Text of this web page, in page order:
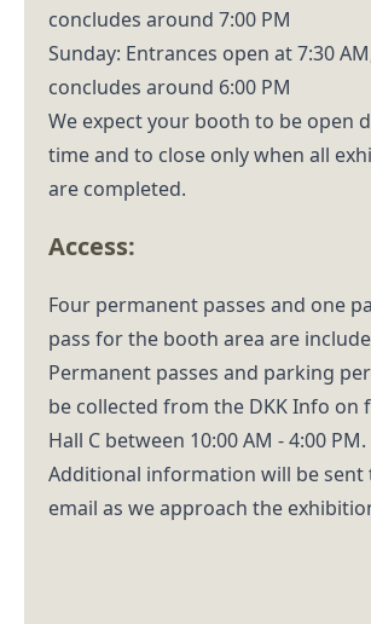
concludes around 7:00 PM
Sunday: Entrances open at 7:30
concludes around 6:00 PM
We expect your booth to be open
time and to close only when all
are completed.
Access:
Four permanent passes and one
pass for the booth area are
Permanent passes and parking
be collected from the DKK Info on
Hall C between 10:00 AM - 4:00 PM.
Additional information will be sent
email as we approach the